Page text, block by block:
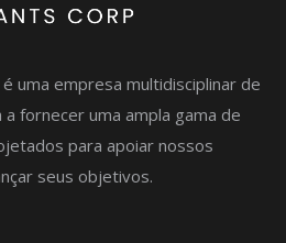
uma empresa multidisciplinar de
fornecer uma ampla gama de
para apoiar nossos
seus objetivos.